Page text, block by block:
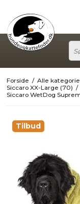
Forside / Alle
Siccaro XX-Large (70) /
Siccaro WetDog
Tilbud